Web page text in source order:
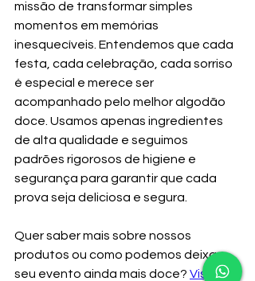
missão de transformar simples
momentos em memórias
inesquecíveis. Entendemos que cada
festa, cada celebração, cada sorriso
é especial e merece ser
acompanhado pelo melhor algodão
doce. Usamos apenas ingredientes
de alta qualidade e seguimos
padrões rigorosos de higiene e
segurança para garantir que cada
prova seja deliciosa e segura.
Quer saber mais sobre nossos
produtos ou como podemos deixar
seu evento ainda mais doce? Visite